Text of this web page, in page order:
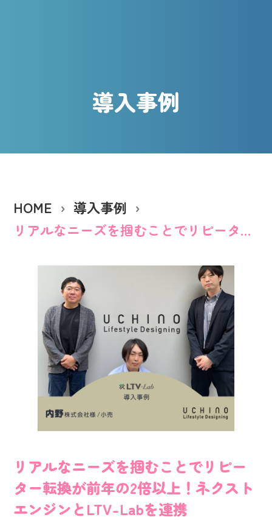
導入事例
HOME
導入事例
リアルなニーズを掴むことでリピーター転換が前年の2倍以上！ネクストエンジンとLTV-Labを連携
リアルなニーズを掴むことでリピー
ター転換が前年の2倍以上！ネクスト
エンジンとLTV-Labを連携